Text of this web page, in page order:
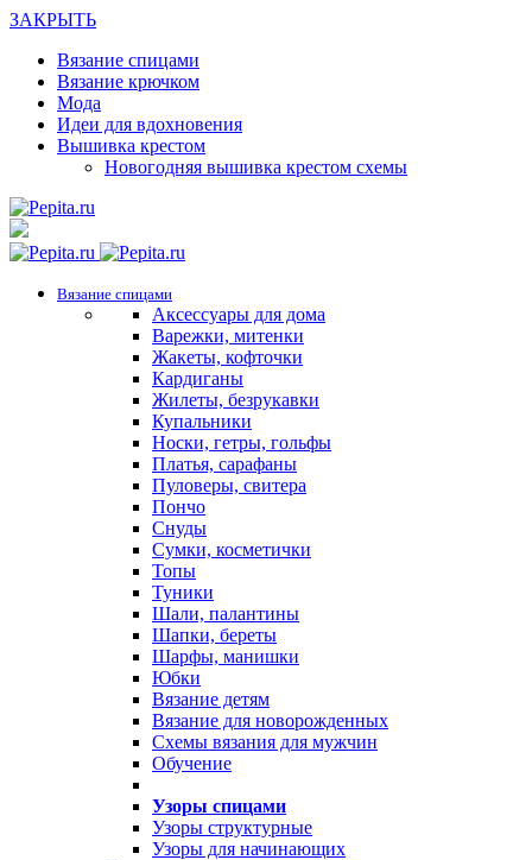
ЗАКРЫТЬ
Вязание спицами
Вязание крючком
Мода
Идеи для вдохновения
Вышивка крестом
Новогодняя вышивка крестом схемы
Вязание спицами
Аксессуары для дома
Варежки, митенки
Жакеты, кофточки
Кардиганы
Жилеты, безрукавки
Купальники
Носки, гетры, гольфы
Платья, сарафаны
Пуловеры, свитера
Пончо
Снуды
Сумки, косметички
Топы
Туники
Шали, палантины
Шапки, береты
Шарфы, манишки
Юбки
Вязание детям
Вязание для новорожденных
Схемы вязания для мужчин
Обучение
Узоры спицами
Узоры структурные
Узоры для начинающих